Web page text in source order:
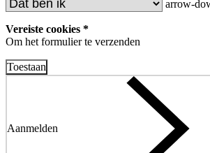
arrow-
Vereiste cookies *
Om het formulier te verzenden
Toestaan
Aanmelden